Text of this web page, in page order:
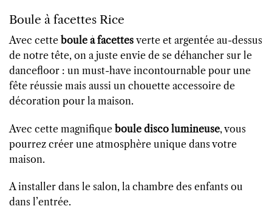
Boule à facettes Rice
Avec cette boule à facettes verte et argentée au-dessus
de notre tête, on a juste envie de se déhancher sur le
dancefloor : un must-have incontournable pour une
fête réussie mais aussi un chouette accessoire de
décoration pour la maison.
Avec cette magnifique boule disco lumineuse, vous
pourrez créer une atmosphère unique dans votre
maison.
A installer dans le salon, la chambre des enfants ou
dans l’entrée.